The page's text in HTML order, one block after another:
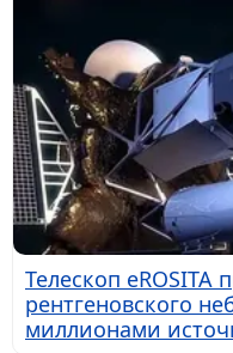
Телескоп eROSITA
рентгеновского
миллионами